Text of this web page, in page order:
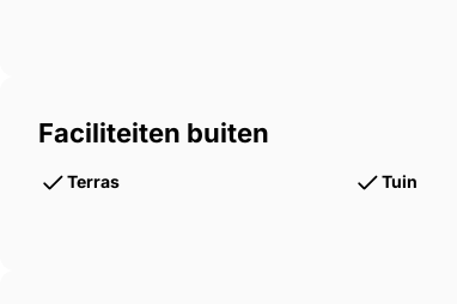
Faciliteiten buiten
Terras Tuin